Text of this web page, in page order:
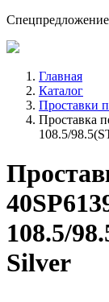
Спецпредложение
Главная
Каталог
Проставки
Проставка
108.5/
108.5/
Silver